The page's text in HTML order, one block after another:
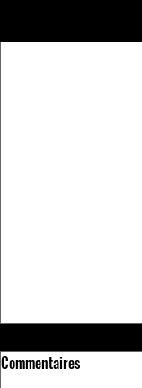
Commentaires